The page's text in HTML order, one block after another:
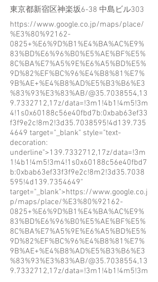
東京都新宿区神楽坂6-38 中島ビル303
https://www.google.co.jp/maps/place/
%E3%80%92162-
0825+%E6%9D%B1%E4%BA%AC%E9%
83%BD%E6%96%B0%E5%AE%BF%E5%
8C%BA%E7%A5%9E%E6%A5%BD%E5%
9D%82%EF%BC%96%E4%B8%81%E7%
9B%AE+%E4%B8%AD%E5%B3%B6%E3
%83%93%E3%83%AB/@35.7038554,13
9.7332712,17z/data=!3m1!4b1!4m5!3m
4!1s0x60188c56e40fbd7b:0xbab63ef33
f3f9e2c!8m2!3d35.7038595!4d139.735
4649 target="_blank" style="text-
decoration:
underline">139.7332712,17z/data=!3m
1!4b1!4m5!3m4!1s0x60188c56e40fbd7
b:0xbab63ef33f3f9e2c!8m2!3d35.7038
595!4d139.7354649"
target="_blank">https://www.google.co.j
p/maps/place/%E3%80%92162-
0825+%E6%9D%B1%E4%BA%AC%E9%
83%BD%E6%96%B0%E5%AE%BF%E5%
8C%BA%E7%A5%9E%E6%A5%BD%E5%
9D%82%EF%BC%96%E4%B8%81%E7%
9B%AE+%E4%B8%AD%E5%B3%B6%E3
%83%93%E3%83%AB/@35.7038554,13
9.7332712,17z/data=!3m1!4b1!4m5!3m